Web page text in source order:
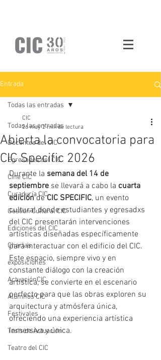
Entrada
Todas las entradas
Docentes del CIC
Egresados del CIC
Cine CIC
Curaduría CIC
Gestión Cultural CIC
Ediciones del CIC
Charlas
exposiciones
ActuaciónCIC
Alumnos CIC
Festivales
Tesis de Actuación
Teatro del CIC
Todas las entradas
Abierta la convocatoria para
CIC Specific 2026
CIC
26 may 2 min de lectura
Durante la semana del 14 de
septiembre se llevará a cabo la cuarta
edición de CIC SPECIFIC, un evento
cultural donde estudiantes y egresadxs
del CIC presentarán intervenciones
artísticas diseñadas específicamente
para interactuar con el edificio del CIC.
Este espacio, siempre vivo y en
constante diálogo con la creación
artística, se convierte en el escenario
perfecto para que las obras exploren su
arquitectura y atmósfera única,
ofreciendo una experiencia artística
inmersiva y única.